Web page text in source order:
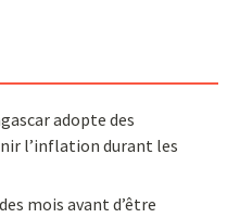
adopte des
l’inflation durant les
mois avant d’être